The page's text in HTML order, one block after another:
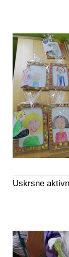
Uskrsne